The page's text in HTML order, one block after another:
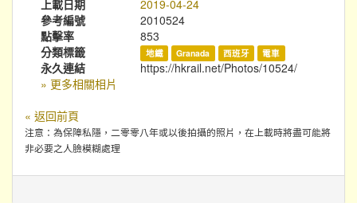
上載日期
2019-04-24
參考編號
2010524
點擊率
853
分類標籤
地鐵 Granada 西班牙 電車
永久連結
https://hkrail.net/Photos/10524/
» 更多相關相片
« 返回前頁
注意：為保障私隱，二零零八年或以後拍攝的照片，在上載時將盡可能將
非必要之人臉模糊處理